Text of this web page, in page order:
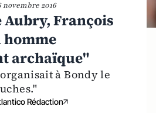
novembre 2016
François
archaïque"
à Bondy le
Rédaction